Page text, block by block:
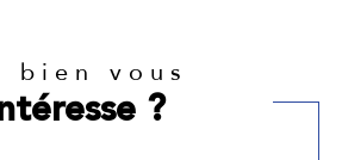
bien vous
?